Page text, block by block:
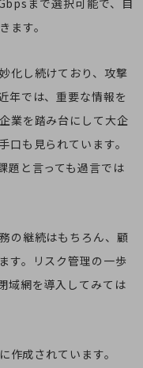
リティ
ます。
化し続けており、攻撃
年では、重要な情報を
業を踏み台にして大企
も見られています。
題と言っても過言では
の継続はもちろん、顧
す。リスク管理の一歩
域網を導入してみては
成されています。